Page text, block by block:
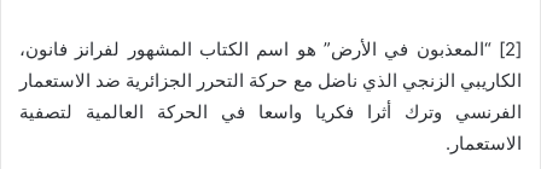
[2] “المعذبون في الأرض” هو اسم الكتاب المشهور لفرانز فانون،
الكاريبي الزنجي الذي ناضل مع حركة التحرر الجزائرية ضد الاستعمار
الفرنسي وترك أثرا فكريا واسعا في الحركة العالمية لتصفية
الاستعمار.